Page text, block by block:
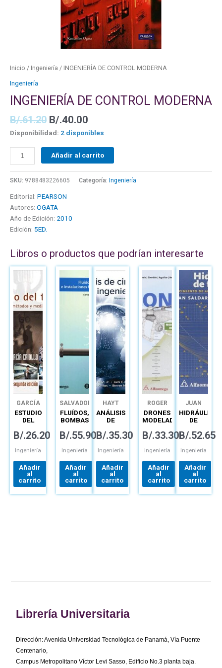
Inicio / Ingeniería / INGENIERÍA DE CONTROL MODERNA
Ingeniería
INGENIERÍA DE CONTROL MODERNA
B/.61.20 B/.40.00
Disponibilidad: 2 disponibles
Añadir al carrito
SKU: 9788483226605 Categoría: Ingeniería
Editorial: PEARSON
Autores: OGATA
Año de Edición: 2010
Edición: 5ED.
Libros o productos que podrían interesarte
GARCÍA
ESTUDIO
DEL
INGENIERÍA
MÉTODOS
MEDICIÓN
DEL
TRABAJO
B/.26.20
Ingeniería
Añadir
al
carrito
SALVADOR
DE LAS
HERAS
FLUÍDOS,
BOMBAS
INSTALACIONES
B/.55.90
Ingeniería
Añadir
al
carrito
HAYT
ANÁLISIS
DE
EN
LIBRO+CONNECT
B/.35.30
Ingeniería
Añadir
al
carrito
ROGER
MIRANDA
COLORADO
DRONES
MODELADO
CONTROL
CUADROTORES
B/.33.30
Ingeniería
Añadir
al
carrito
JUAN
SALDARRIAGA
HIDRÁULICA
DE
AGUA,
RIEGOS
B/.52.65
Ingeniería
Añadir
al
carrito
Librería Universitaria
Dirección: Avenida Universidad Tecnológica de Panamá, Vía Puente
Centenario,
Campus Metropolitano Víctor Levi Sasso, Edificio No.3 planta baja.